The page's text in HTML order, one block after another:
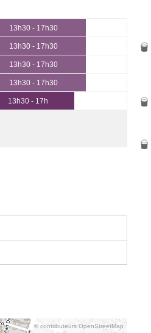
13h30 - 17h30
13h30 - 17h30
13h30 - 17h30
13h30 - 17h30
13h30 - 17h
© contributeurs OpenStreetMap